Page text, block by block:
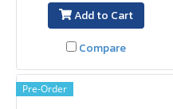
Add to Cart
Compare
Pre-Order